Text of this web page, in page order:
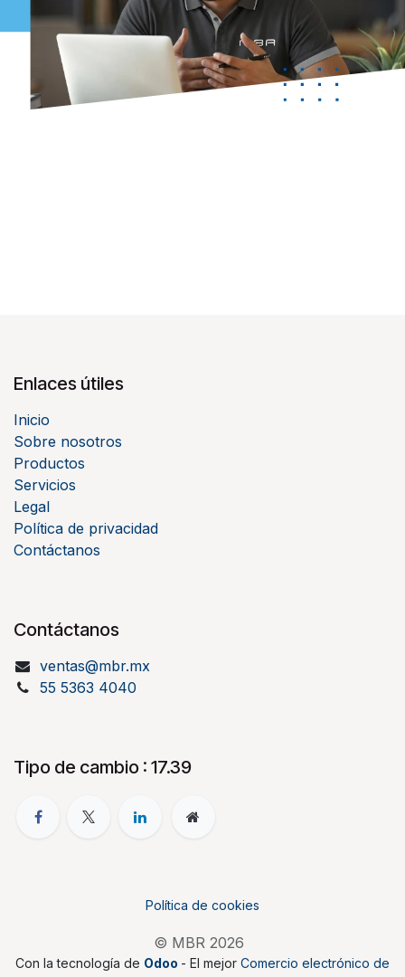
Enlaces útiles
Inicio
Sobre nosotros
Productos
Servicios
Legal
Política de privacidad
Contáctanos
Contáctanos
ventas@mbr.mx
55 5363 4040
Tipo de cambio : 17.39
Política de cookies
© MBR 2026
Con la tecnología de Odoo - El mejor Comercio electrónico de